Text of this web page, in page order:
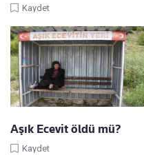
Kaydet
Aşık Ecevit öldü mü?
Kaydet